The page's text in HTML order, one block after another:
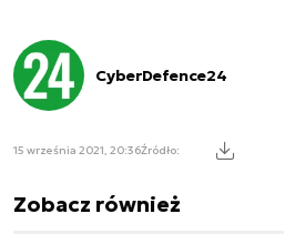
CyberDefence24
15 września 2021, 20:36Źródło:
Zobacz również